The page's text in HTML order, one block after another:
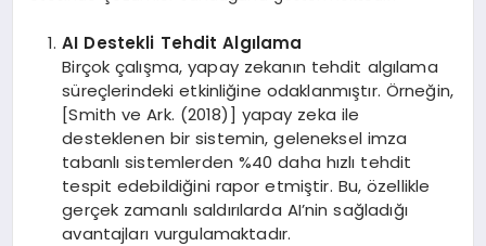
AI Destekli Tehdit Algılama
Birçok çalışma, yapay zekanın tehdit algılama
süreçlerindeki etkinliğine odaklanmıştır. Örneğin,
[Smith ve Ark. (2018)] yapay zeka ile
desteklenen bir sistemin, geleneksel imza
tabanlı sistemlerden %40 daha hızlı tehdit
tespit edebildiğini rapor etmiştir. Bu, özellikle
gerçek zamanlı saldırılarda AI’nin sağladığı
avantajları vurgulamaktadır.